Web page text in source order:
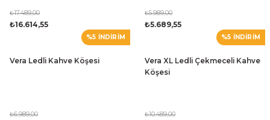
₺17.489,00
₺16.614,55
₺5.989,00
₺5.689,55
%5 İNDİRİM
Vera Ledli Kahve Köşesi
₺6.989,00
%5 İNDİRİM
Vera XL Ledli Çekmeceli Kahve
Köşesi
₺10.489,00